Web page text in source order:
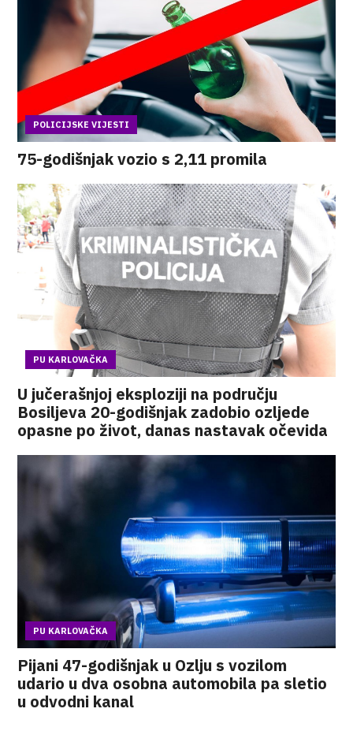
POLICIJSKE VIJESTI
75-godišnjak vozio s 2,11 promila
PU KARLOVAČKA
U jučerašnjoj eksploziji na području
Bosiljeva 20-godišnjak zadobio ozljede
opasne po život, danas nastavak očevida
PU KARLOVAČKA
Pijani 47-godišnjak u Ozlju s vozilom
udario u dva osobna automobila pa sletio
u odvodni kanal